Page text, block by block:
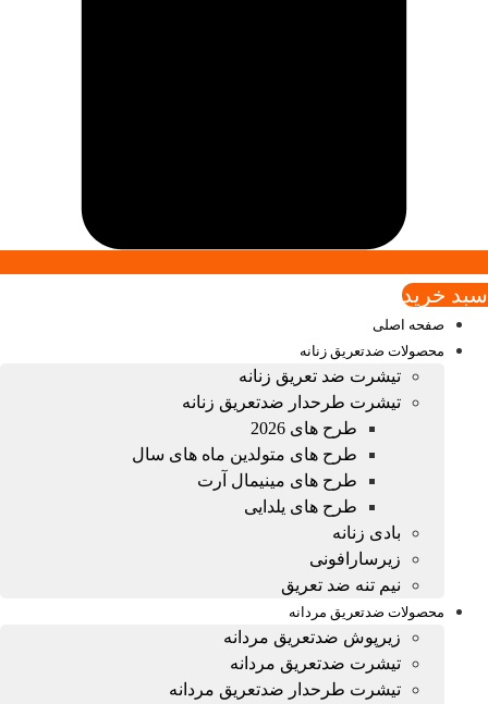
سبد خريد
صفحه اصلی
محصولات ضدتعریق زنانه
تیشرت ضد تعریق زنانه
تیشرت طرحدار ضدتعریق زنانه
طرح های 2026
طرح های متولدین ماه های سال
طرح های مینیمال آرت
طرح های یلدایی
بادی زنانه
زیرسارافونی
نیم تنه ضد تعریق
محصولات ضدتعریق مردانه
زیرپوش ضدتعریق مردانه
تیشرت ضدتعریق مردانه
تیشرت طرحدار ضدتعریق مردانه